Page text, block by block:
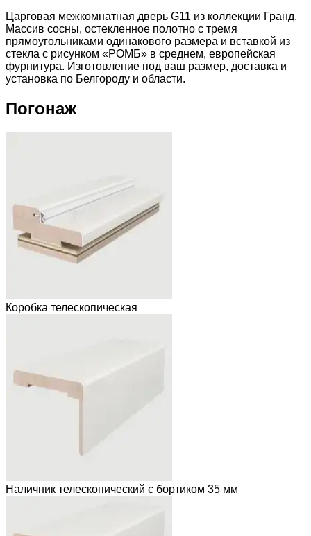
Царговая межкомнатная дверь G11 из коллекции Гранд.
Массив сосны, остекленное полотно с тремя
прямоугольниками одинакового размера и вставкой из
стекла с рисунком «РОМБ» в среднем, европейская
фурнитура. Изготовление под ваш размер, доставка и
установка по Белгороду и области.
Погонаж
Коробка телескопическая
Наличник телескопический с бортиком 35 мм